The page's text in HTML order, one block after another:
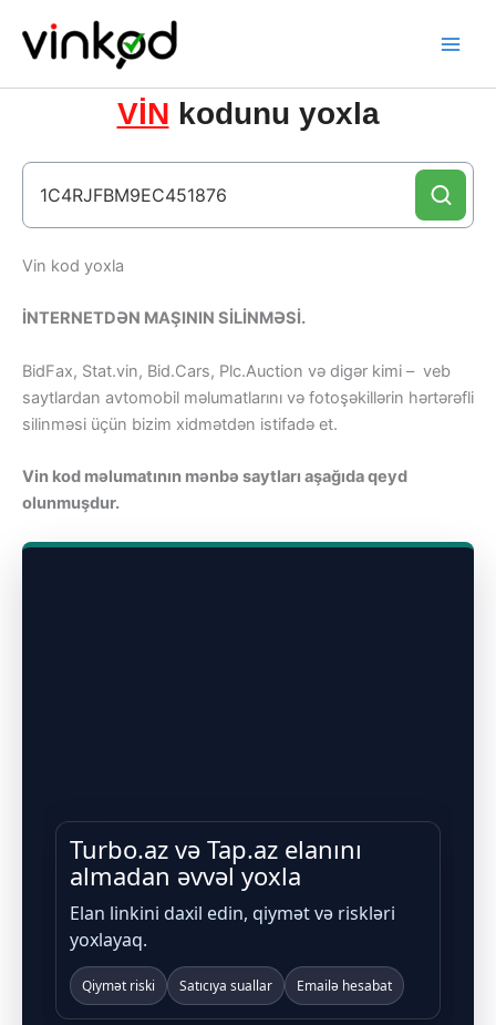
content
VİN kodunu yoxla
Vin kod yoxla
İNTERNETDƏN MAŞININ SİLİNMƏSİ.
BidFax, Stat.vin, Bid.Cars, Plc.Auction və digər kimi – veb
saytlardan avtomobil məlumatlarını və fotoşəkillərin hərtərəfli
silinməsi üçün bizim xidmətdən istifadə et.
Vin kod məlumatının mənbə saytları aşağıda qeyd
olunmuşdur.
Turbo.az və Tap.az elanını
almadan əvvəl yoxla
Elan linkini daxil edin, qiymət və riskləri
yoxlayaq.
Qiymət riski Satıcıya suallar Emailə hesabat